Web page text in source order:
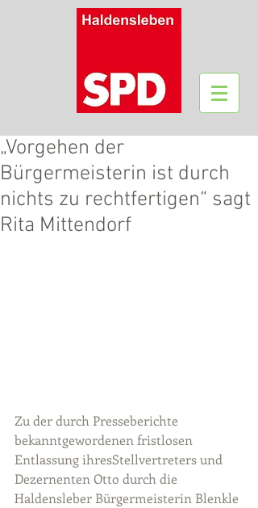
„Vorgehen der
Bürgermeisterin ist durch
nichts zu rechtfertigen“ sagt
Rita Mittendorf
Zu der durch Presseberichte
bekanntgewordenen fristlosen
Entlassung ihresStellvertreters und
Dezernenten Otto durch die
Haldensleber Bürgermeisterin Blenkle